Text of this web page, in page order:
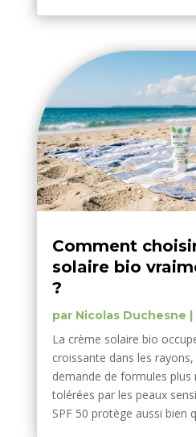
Comment
solaire bio
?
par Nicolas Duchesne |
La crème solaire bio
croissante dans les
demande de formules
tolérées par les peaux
SPF 50 protège aussi bien